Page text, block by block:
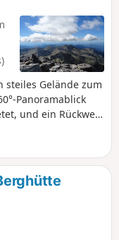
steiles Gelände zum
Panoramablick
und ein Rückweg
kann. Diese
anspruchsvoll und